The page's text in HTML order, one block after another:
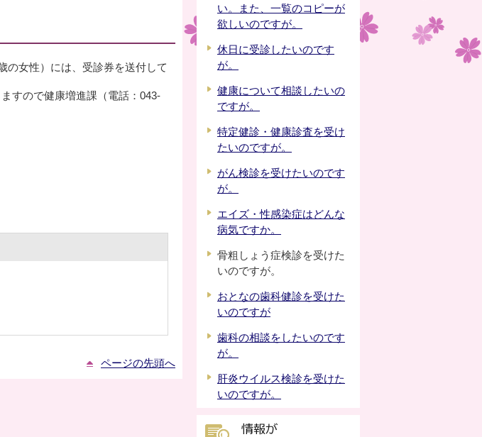
の女性）には、受診券を送付して
すので健康増進課（電話：043-
ページの先頭へ
い。また、一覧のコピーが
欲しいのですが。
休日に受診したいのです
が。
健康について相談したいの
ですが。
特定健診・健康診査を受け
たいのですが。
がん検診を受けたいのです
が。
エイズ・性感染症はどんな
病気ですか。
骨粗しょう症検診を受けた
いのですが。
おとなの歯科健診を受けた
いのですが
歯科の相談をしたいのです
が。
肝炎ウイルス検診を受けた
いのですが。